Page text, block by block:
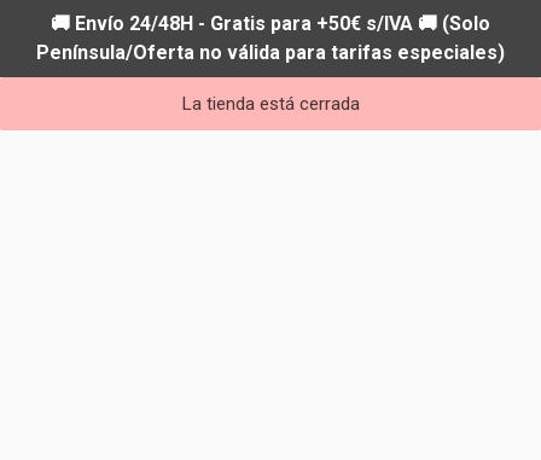
🚚 Envío 24/48H - Gratis para +50€ s/IVA 🚚 (Solo
Península/Oferta no válida para tarifas especiales)
La tienda está cerrada